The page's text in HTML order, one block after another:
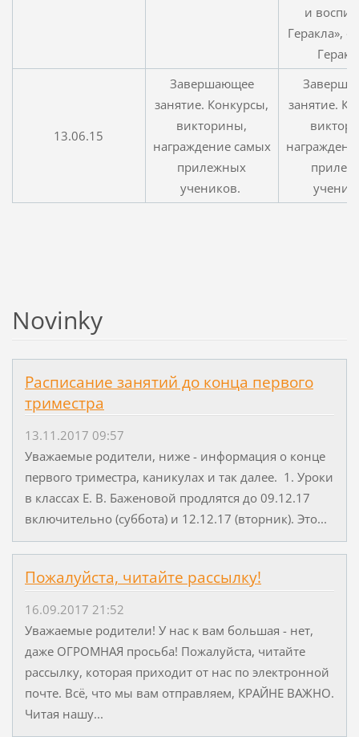
и
Геракла»,
13.06.15
Завершающее
занятие. Конкурсы,
викторины,
награждение самых
прилежных
учеников.
занятие.
Novinky
Расписание занятий до конца первого
триместра
13.11.2017 09:57
Уважаемые родители, ниже - информация о конце
первого триместра, каникулах и так далее. 1. Уроки
в классах Е. В. Баженовой продлятся до 09.12.17
включительно (суббота) и 12.12.17 (вторник). Это...
Пожалуйста, читайте рассылку!
16.09.2017 21:52
Уважаемые родители! У нас к вам большая - нет,
даже ОГРОМНАЯ просьба! Пожалуйста, читайте
рассылку, которая приходит от нас по электронной
почте. Всё, что мы вам отправляем, КРАЙНЕ ВАЖНО.
Читая нашу...